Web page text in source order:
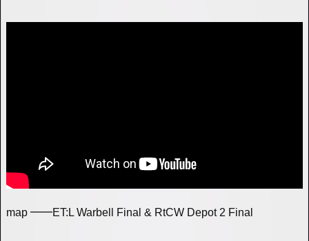
map ━━ET:L Warbell Final & RtCW Depot 2 Final